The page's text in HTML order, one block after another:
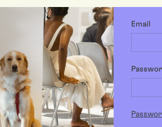
Email